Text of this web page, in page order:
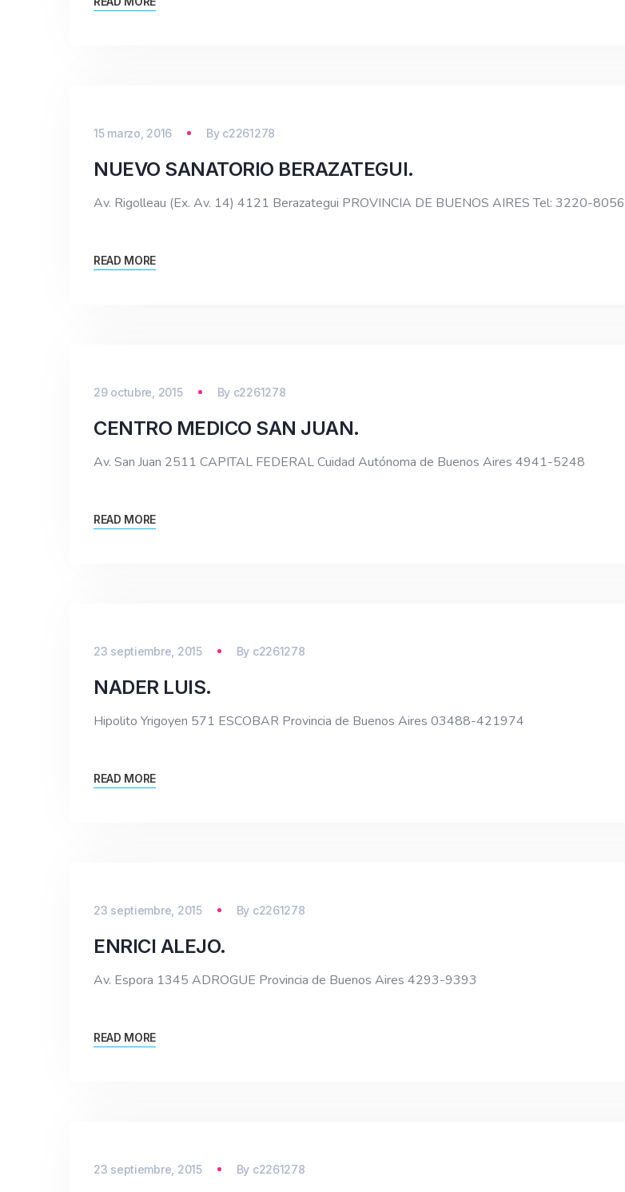
15 marzo, 2016 By c2261278
NUEVO SANATORIO BERAZATEGUI.
Av. Rigolleau (Ex. Av. 14) 4121 Berazategui PROVINCIA DE BUENOS AIRES Tel: 3220-8056
READ MORE
29 octubre, 2015 By c2261278
CENTRO MEDICO SAN JUAN.
Av. San Juan 2511 CAPITAL FEDERAL Cuidad Autónoma de Buenos Aires 4941-5248
READ MORE
23 septiembre, 2015 By c2261278
NADER LUIS.
Hipolito Yrigoyen 571 ESCOBAR Provincia de Buenos Aires 03488-421974
READ MORE
23 septiembre, 2015 By c2261278
ENRICI ALEJO.
Av. Espora 1345 ADROGUE Provincia de Buenos Aires 4293-9393
READ MORE
23 septiembre, 2015 By c2261278